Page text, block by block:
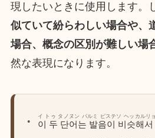
現したいときに使用します。
似ていて紛らわしい場合や、
場合、概念の区別が難しい場
然な表現になります。
이 두 단어는 발음이 비슷해서
イ トゥ タノヌン パルミ ピステソ ヘッカルリ